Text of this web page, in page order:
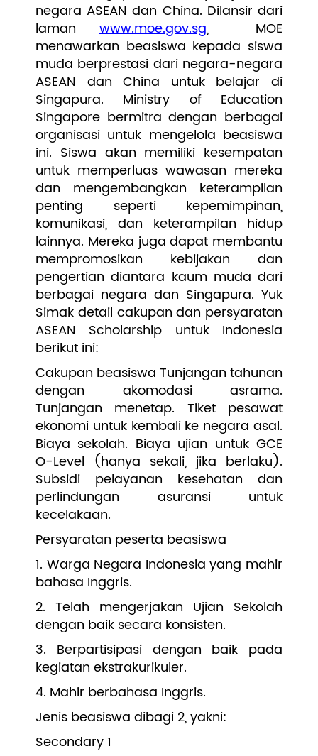
negara ASEAN dan China. Dilansir dari
laman www.moe.gov.sg, MOE
menawarkan beasiswa kepada siswa
muda berprestasi dari negara-negara
ASEAN dan China untuk belajar di
Singapura. Ministry of Education
Singapore bermitra dengan berbagai
organisasi untuk mengelola beasiswa
ini. Siswa akan memiliki kesempatan
untuk memperluas wawasan mereka
dan mengembangkan keterampilan
penting seperti kepemimpinan,
komunikasi, dan keterampilan hidup
lainnya. Mereka juga dapat membantu
mempromosikan kebijakan dan
pengertian diantara kaum muda dari
berbagai negara dan Singapura. Yuk
Simak detail cakupan dan persyaratan
ASEAN Scholarship untuk Indonesia
berikut ini:
Cakupan beasiswa Tunjangan tahunan
dengan akomodasi asrama.
Tunjangan menetap. Tiket pesawat
ekonomi untuk kembali ke negara asal.
Biaya sekolah. Biaya ujian untuk GCE
O-Level (hanya sekali, jika berlaku).
Subsidi pelayanan kesehatan dan
perlindungan asuransi untuk
kecelakaan.
Persyaratan peserta beasiswa
1. Warga Negara Indonesia yang mahir
bahasa Inggris.
2. Telah mengerjakan Ujian Sekolah
dengan baik secara konsisten.
3. Berpartisipasi dengan baik pada
kegiatan ekstrakurikuler.
4. Mahir berbahasa Inggris.
Jenis beasiswa dibagi 2, yakni:
Secondary 1